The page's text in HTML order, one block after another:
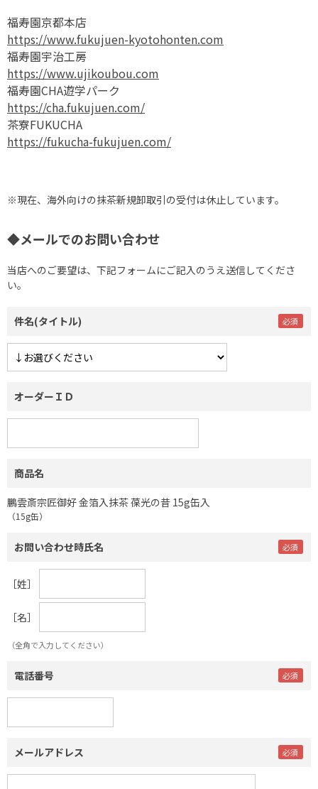
福寿園京都本店
https://www.fukujuen-kyotohonten.com
福寿園宇治工房
https://www.ujikoubou.com
福寿園CHA遊学パーク
https://cha.fukujuen.com/
茶寮FUKUCHA
https://fukucha-fukujuen.com/
※現在、海外向けの抹茶新規卸取引の受付は休止しています。
◆メールでのお問い合わせ
当店へのご要望は、下記フォームにご記入のうえ送信してくださ
い。
件名(タイトル)
オーダーＩＤ
商品名
鵬雲斎宗匠御好 金箔入抹茶 葆光の昔 15g缶入
（15g缶）
お問い合わせ時氏名
［姓］
［名］
（全角で入力してください）
電話番号
メールアドレス